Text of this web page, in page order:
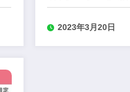
2023年3月20日